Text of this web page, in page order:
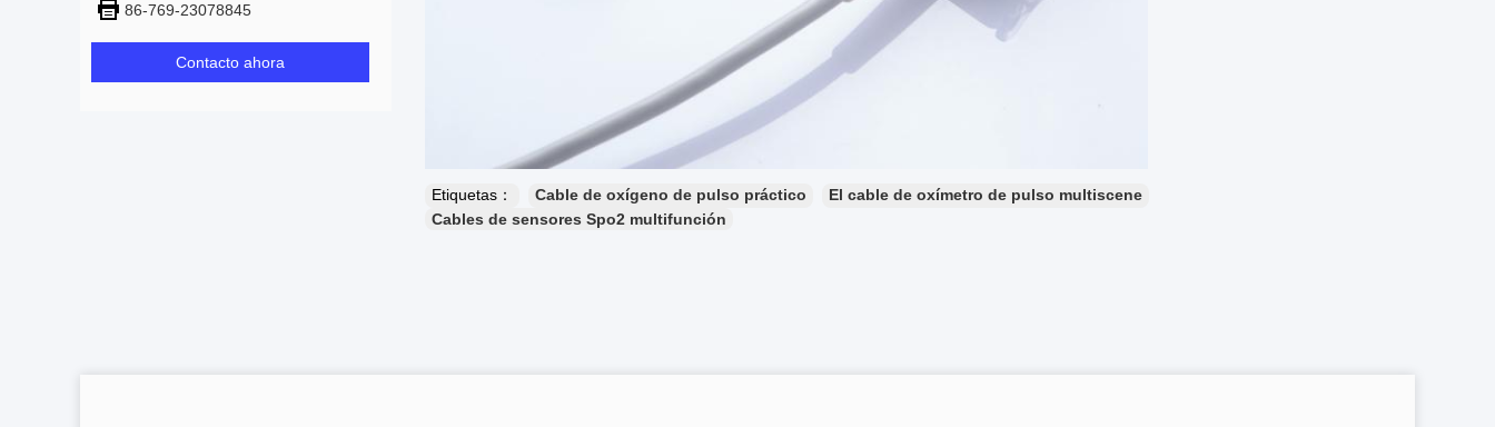
86-769-23078845
Contacto ahora
Etiquetas： Cable de oxígeno de pulso práctico
El cable de oxímetro de pulso multiscene
Cables de sensores Spo2 multifunción